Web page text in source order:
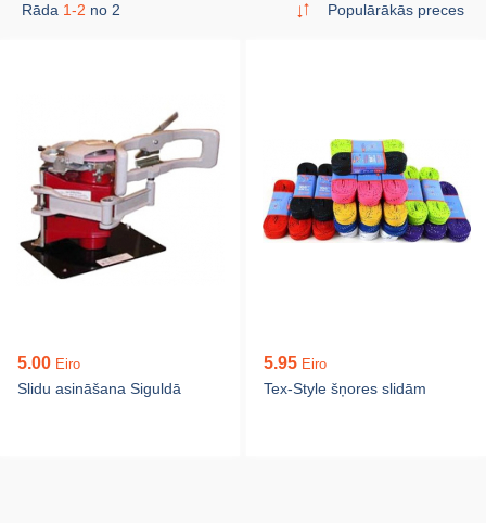
Rāda 1-2 no 2 Populārākās preces
5.00 Eiro
Slidu asināšana Siguldā
5.95 Eiro
Tex-Style šņores slidām